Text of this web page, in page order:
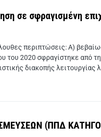
σε σφραγισμένη
περιπτώσεις: Α)
του 2020 σφραγίστηκε από
διακοπής
(ΠΠΔ